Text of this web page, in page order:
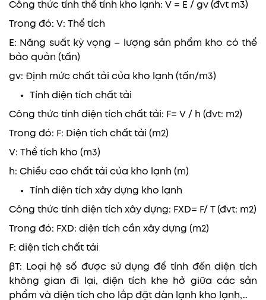
Công thức tính thể tính kho lạnh: V = E / gv (đvt m3)
Trong đó: V: Thể tích
E: Năng suất kỳ vọng – lượng sản phẩm kho có thể
bảo quản (tấn)
gv: Định mức chất tải của kho lạnh (tấn/m3)
Tính diện tích chất tải
Công thức tính diện tích chất tải: F= V / h (đvt: m2)
Trong đó: F: Diện tích chất tải (m2)
V: Thể tích kho (m3)
h: Chiều cao chất tải của kho lạnh (m)
Tính diện tích xây dựng kho lạnh
Công thức tính diện tích xây dựng: FXD= F/ T (đvt: m2)
Trong đó: FXD: diện tích cần xây dựng (m2)
F: diện tích chất tải
βT: Loại hệ số được sử dụng để tính đến diện tích
không gian đi lại, diện tích khe hở giữa các sản
phẩm và diện tích cho lắp đặt dàn lạnh kho lạnh,…